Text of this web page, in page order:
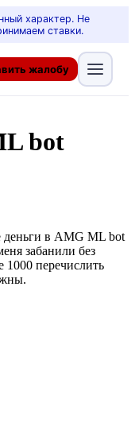
характер. Не
ставки.
жалобу
bot
деньги в AMG ML bot
забанили без
перечислить